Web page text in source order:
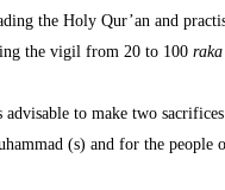
the Holy Qur’an and
the vigil from 20 to 100
to make two
(s) and for the